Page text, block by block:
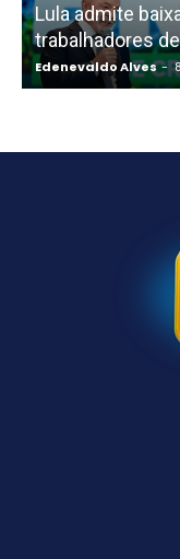
Lula admite
trabalhadores
Edenevaldo Alves -